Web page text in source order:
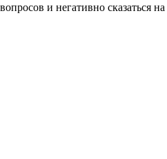
и негативно сказаться